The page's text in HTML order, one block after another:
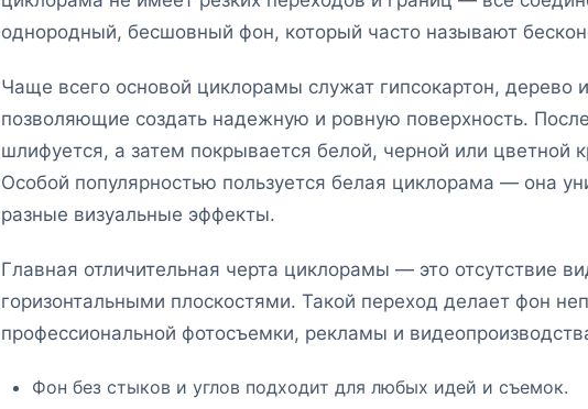
однородный, бесшовный фон, который часто называют
Чаще всего основой циклорамы служат гипсокартон, дерево
позволяющие создать надежную и ровную поверхность.
шлифуется, а затем покрывается белой, черной или цветной
Особой популярностью пользуется белая циклорама — она
разные визуальные эффекты.
Главная отличительная черта циклорамы — это отсутствие
горизонтальными плоскостями. Такой переход делает фон
профессиональной фотосъемки, рекламы и
Фон без стыков и углов подходит для любых идей и съемок.